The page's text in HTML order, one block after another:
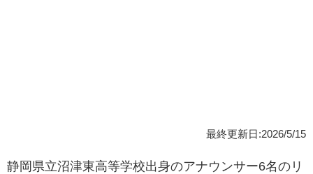
最終更新日:2026/5/15
静岡県立沼津東高等学校出身のアナウンサー6名のリ